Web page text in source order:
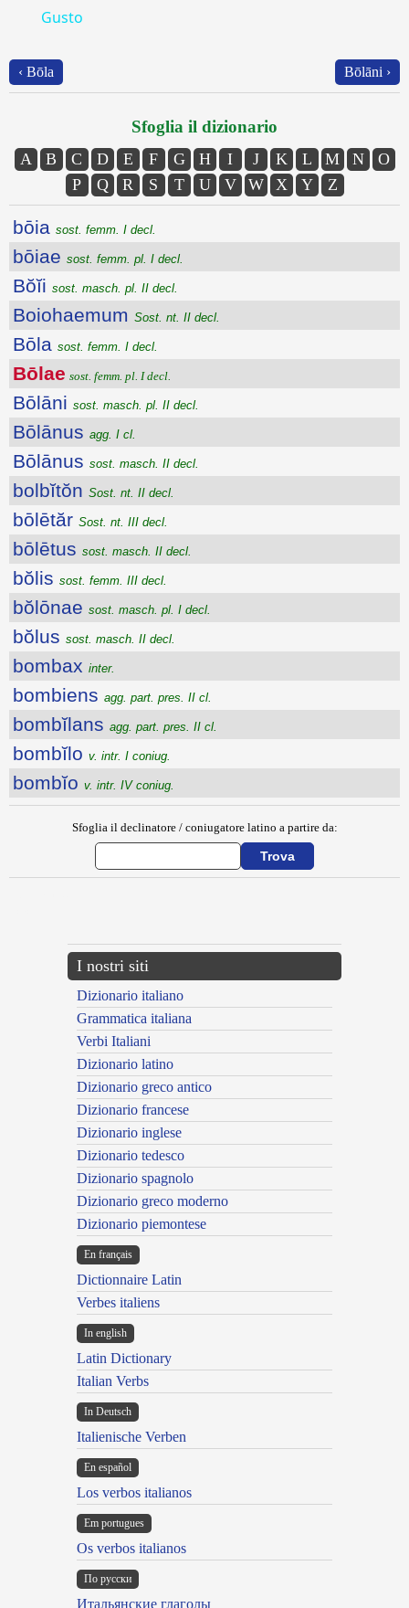
Gusto
‹ Bōla Bōlāni ›
Sfoglia il dizionario
A B C D E F G H I J K L M N
O
P
Q R S T U V W X Y Z
bōia sost. femm. I decl.
bōiae sost. femm. pl. I decl.
Bŏĭi sost. masch. pl. II decl.
Boiohaemum Sost. nt. II decl.
Bōla sost. femm. I decl.
Bōlae sost. femm. pl. I decl.
Bōlāni sost. masch. pl. II decl.
Bōlānus agg. I cl.
Bōlānus sost. masch. II decl.
bolbĭtŏn Sost. nt. II decl.
bōlētăr Sost. nt. III decl.
bōlētus sost. masch. II decl.
bŏlis sost. femm. III decl.
bŏlōnae sost. masch. pl. I decl.
bŏlus sost. masch. II decl.
bombax inter.
bombiens agg. part. pres. II cl.
bombĭlans agg. part. pres. II cl.
bombĭlo v. intr. I coniug.
bombĭo v. intr. IV coniug.
Sfoglia il declinatore / coniugatore latino a partire da:
I nostri siti
Dizionario italiano
Grammatica italiana
Verbi Italiani
Dizionario latino
Dizionario greco antico
Dizionario francese
Dizionario inglese
Dizionario tedesco
Dizionario spagnolo
Dizionario greco moderno
Dizionario piemontese
En français
Dictionnaire Latin
Verbes italiens
In english
Latin Dictionary
Italian Verbs
In Deutsch
Italienische Verben
En español
Los verbos italianos
Em portugues
Os verbos italianos
По русски
Итальянские глаголы